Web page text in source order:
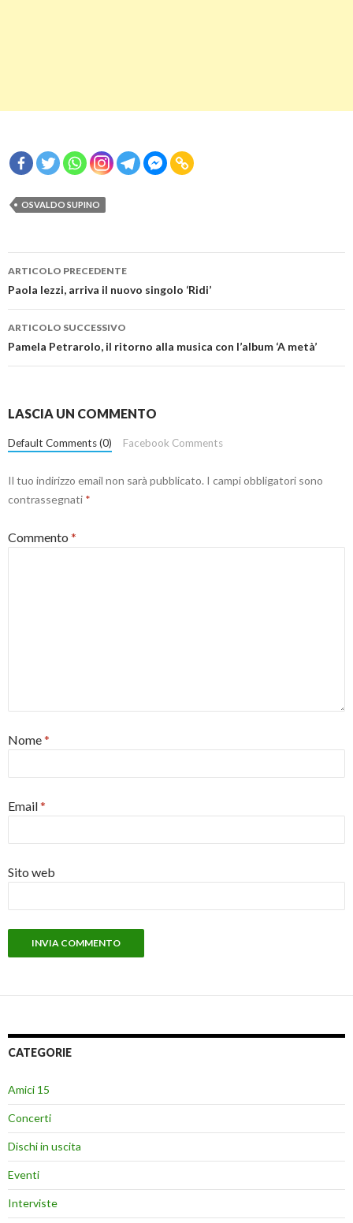
OSVALDO SUPINO
Navigazione
articolo
ARTICOLO PRECEDENTE
Paola Iezzi, arriva il nuovo singolo ‘Ridi’
ARTICOLO SUCCESSIVO
Pamela Petrarolo, il ritorno alla musica con l’album ‘A metà’
LASCIA UN COMMENTO
Default Comments (0) Facebook Comments
Il tuo indirizzo email non sarà pubblicato. I campi obbligatori sono
contrassegnati *
Commento *
Nome*
Email*
Sito web
CATEGORIE
Amici 15
Concerti
Dischi in uscita
Eventi
Interviste